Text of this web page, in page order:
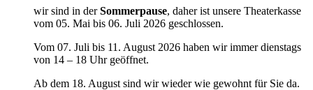
wir sind in derSommerpause, daher ist unsere Theaterkasse
vom 05. Mai bis 06. Juli 2026 geschlossen.
Vom 07. Juli bis 11. August 2026 haben wir immer dienstags
von 14 – 18 Uhr geöffnet.
Ab dem 18. August sind wir wieder wie gewohnt für Sie da.